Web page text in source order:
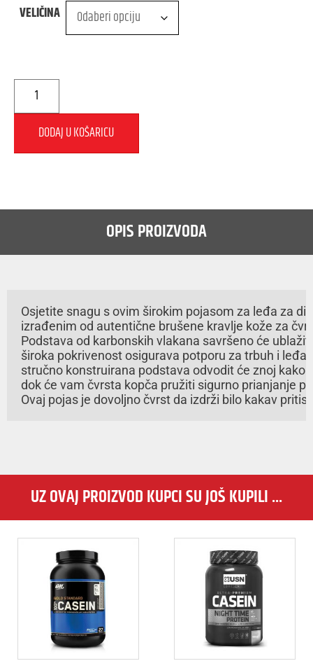
VELIČINA
DODAJ U KOŠARICU
OPIS PROIZVODA
Osjetite snagu s ovim širokim pojasom za leđa za
izrađenim od autentične brušene kravlje kože za
Podstava od karbonskih vlakana savršeno će
široka pokrivenost osigurava potporu za trbuh i leđa
stručno konstruirana podstava odvodit će znoj kako
dok će vam čvrsta kopča pružiti sigurno prianjanje
Ovaj pojas je dovoljno čvrst da izdrži bilo kakav
UZ OVAJ PROIZVOD KUPCI SU JOŠ KUPILI ...